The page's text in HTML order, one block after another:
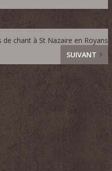
de chant à St Nazaire en Royans
SUIVANT